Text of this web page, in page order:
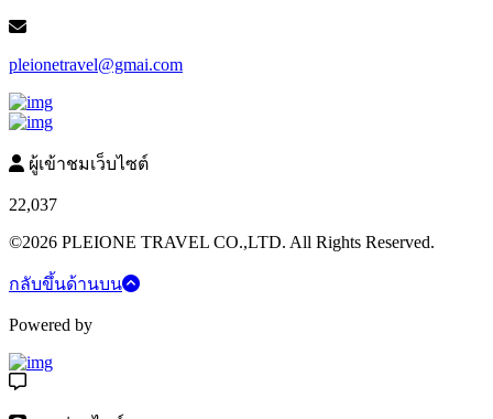
pleionetravel@gmai.com
ผู้เข้าชมเว็บไซต์
22,037
©2026 PLEIONE TRAVEL CO.,LTD. All Rights Reserved.
กลับขึ้นด้านบน
Powered by